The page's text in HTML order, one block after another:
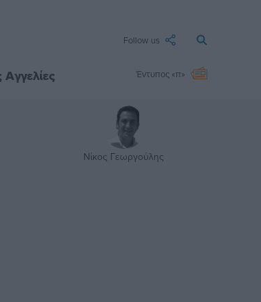
Follow us
Έντυπος «π»
Νίκος Γεωργούλης